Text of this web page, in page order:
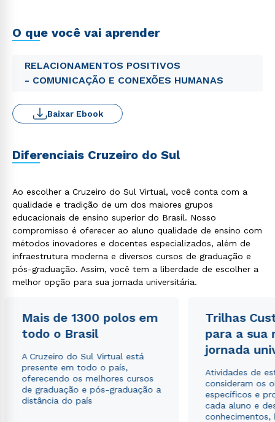
O que você vai aprender
RELACIONAMENTOS POSITIVOS
- COMUNICAÇÃO E CONEXÕES HUMANAS
Baixar Ebook
Diferenciais Cruzeiro do Sul
Ao escolher a Cruzeiro do Sul Virtual, você conta com a
qualidade e tradição de um dos maiores grupos
educacionais de ensino superior do Brasil. Nosso
compromisso é oferecer ao aluno qualidade de ensino com
métodos inovadores e docentes especializados, além de
infraestrutura moderna e diversos cursos de graduação e
pós-graduação. Assim, você tem a liberdade de escolher a
melhor opção para sua jornada universitária.
Mais de 1300 polos em
todo o Brasil
A Cruzeiro do Sul Virtual está
presente em todo o país,
oferecendo os melhores cursos
de graduação e pós-graduação a
distância do país
Trilhas
para a sua
jornada
Atividades de
consideram os
específicos e
cada aluno e
conhecimentos,